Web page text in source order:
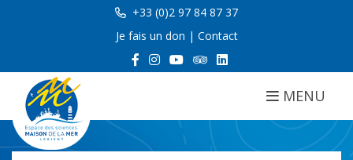
+33 (0)2 97 84 87 37
Je fais un don | Contact
MENU